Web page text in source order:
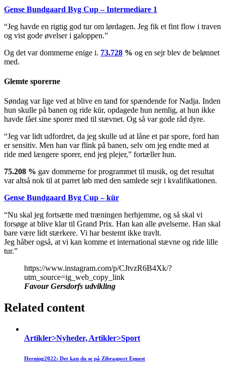
Gense Bundgaard Byg Cup – Intermediare 1
“Jeg havde en rigtig god tur om lørdagen. Jeg fik et fint flow i traven
og vist gode øvelser i galoppen.”
Og det var dommerne enige i. 73.728 % og en sejr blev de belønnet
med.
Glemte sporerne
Søndag var lige ved at blive en tand for spændende for Nadja. Inden
hun skulle på banen og ride kür, opdagede hun nemlig, at hun ikke
havde fået sine sporer med til stævnet. Og så var gode råd dyre.
“Jeg var lidt udfordret, da jeg skulle ud at låne et par spore, ford han
er sensitiv. Men han var flink på banen, selv om jeg endte med at
ride med længere sporer, end jeg plejer,” fortæller hun.
75.208 % gav dommerne for programmet til musik, og det resultat
var altså nok til at parret løb med den samlede sejr i kvalifikationen.
Gense Bundgaard Byg Cup – kür
“Nu skal jeg fortsætte med træningen herhjemme, og så skal vi
forsøge at blive klar til Grand Prix. Han kan alle øvelserne. Han skal
bare være lidt stærkere. Vi har bestemt ikke travlt.
Jeg håber også, at vi kan komme et international stævne og ride lille
tur.”
https://www.instagram.com/p/CJtvzR6B4Xk/?
utm_source=ig_web_copy_link
Favour Gersdorfs udvikling
Related content
Artikler>Nyheder, Artikler>Sport
Herning2022: Det kan du se på Zibrasport Equest